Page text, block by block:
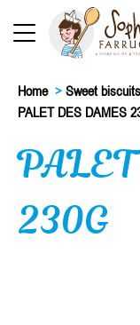
Home > Sweet biscuits
PALET DES DAMES
230G